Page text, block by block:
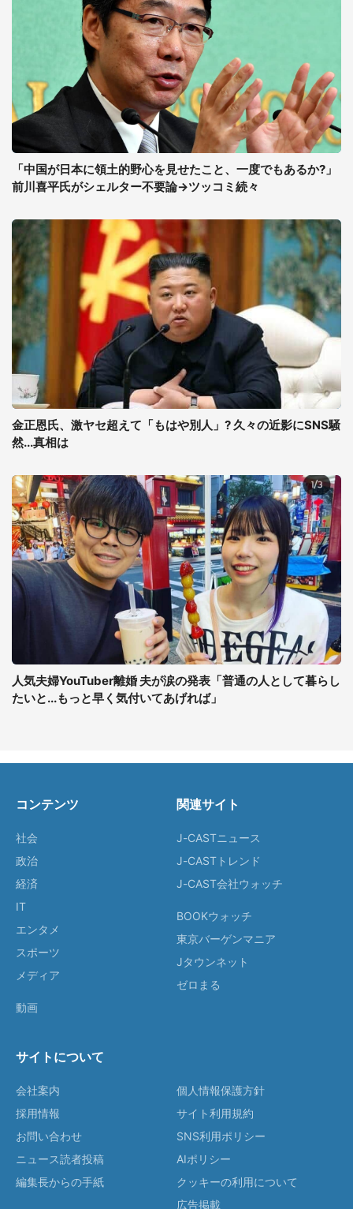
「中国が日本に領土的野心を見せたこと、一度でもあるか?」
前川喜平氏がシェルター不要論→ツッコミ続々
金正恩氏、激ヤセ超えて「もはや別人」? 久々の近影にSNS騒
然...真相は
人気夫婦YouTuber離婚 夫が涙の発表「普通の人として暮らし
たいと...もっと早く気付いてあげれば」
コンテンツ
社会
政治
経済
IT
エンタメ
スポーツ
メディア
動画
関連サイト
J-CASTニュース
J-CASTトレンド
J-CAST会社ウォッチ
BOOKウォッチ
東京バーゲンマニア
Jタウンネット
ゼロまる
サイトについて
会社案内
採用情報
お問い合わせ
ニュース読者投稿
編集長からの手紙
個人情報保護方針
サイト利用規約
SNS利用ポリシー
AIポリシー
クッキーの利用について
広告掲載